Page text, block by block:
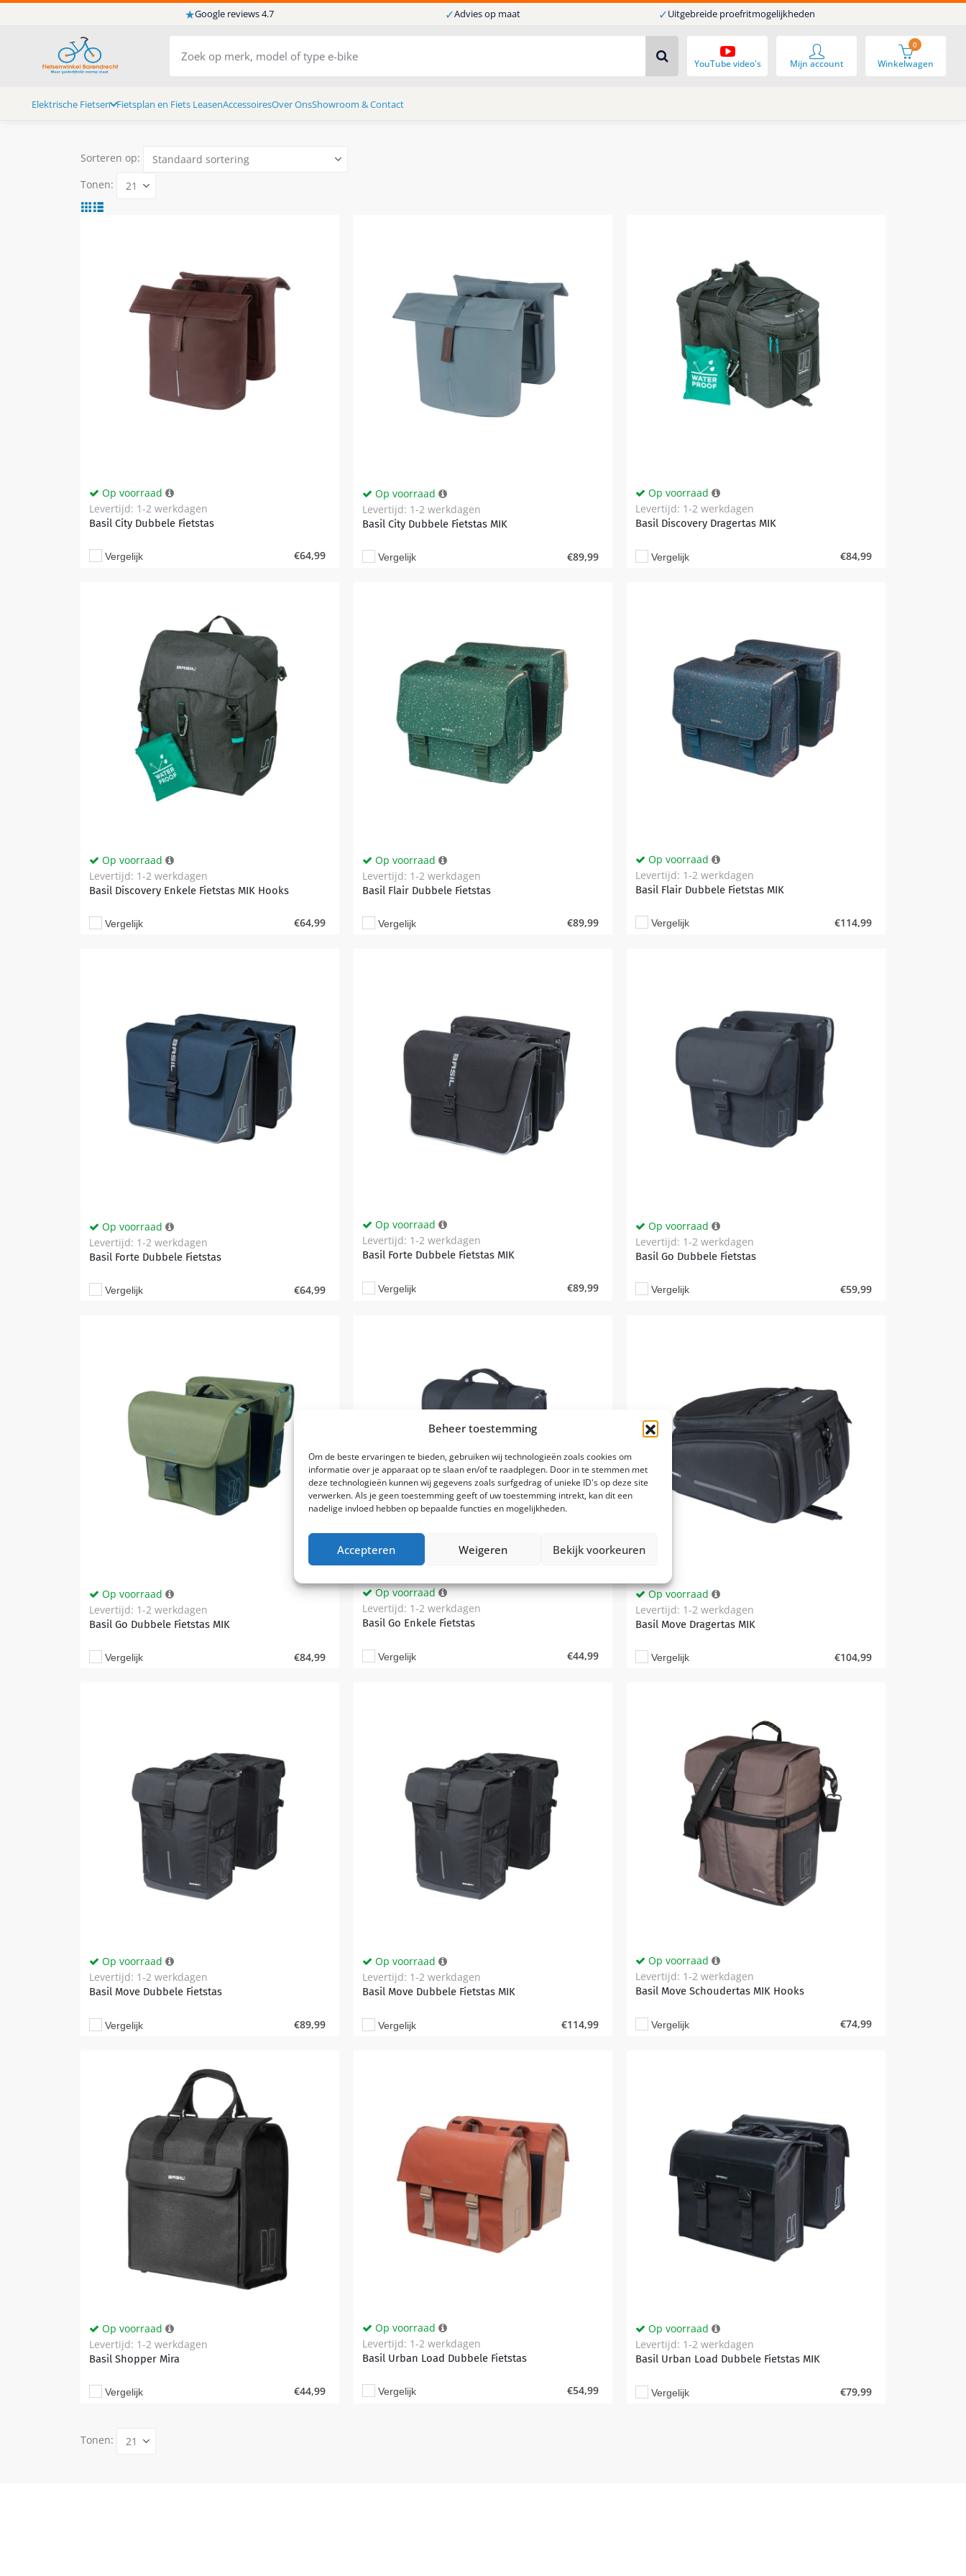
Beheer toestemming
Om de beste ervaringen te bieden, gebruiken wij technologieën zoals cookies om
informatie over je apparaat op te slaan en/of te raadplegen. Door in te stemmen met
deze technologieën kunnen wij gegevens zoals surfgedrag of unieke ID's op deze site
verwerken. Als je geen toestemming geeft of uw toestemming intrekt, kan dit een
nadelige invloed hebben op bepaalde functies en mogelijkheden.
Accepteren Weigeren Bekijk voorkeuren
★Google reviews 4.7 ✓Advies op maat ✓Uitgebreide proefritmogelijkheden
Elektrische Fietsen Fietsplan en Fiets LeasenAccessoiresOver OnsShowroom & Contact
YouTube video's Winkelwagen
0
Mijn account
Sorteren op:
Tonen:
Basil City Dubbele Fietstas
Op voorraad
Levertijd: 1-2 werkdagen
€64,99
Vergelijk
Basil City Dubbele Fietstas MIK
Op voorraad
Levertijd: 1-2 werkdagen
€89,99
Vergelijk
Basil Discovery Dragertas MIK
Op voorraad
Levertijd: 1-2 werkdagen
€84,99
Vergelijk
Basil Discovery Enkele Fietstas MIK Hooks
Op voorraad
Levertijd: 1-2 werkdagen
€64,99
Vergelijk
Basil Flair Dubbele Fietstas
Op voorraad
Levertijd: 1-2 werkdagen
€89,99
Vergelijk
Basil Flair Dubbele Fietstas MIK
Op voorraad
Levertijd: 1-2 werkdagen
€114,99
Vergelijk
Basil Forte Dubbele Fietstas
Op voorraad
Levertijd: 1-2 werkdagen
€64,99
Vergelijk
Basil Forte Dubbele Fietstas MIK
Op voorraad
Levertijd: 1-2 werkdagen
€89,99
Vergelijk
Basil Go Dubbele Fietstas
Op voorraad
Levertijd: 1-2 werkdagen
€59,99
Vergelijk
Basil Go Dubbele Fietstas MIK
Op voorraad
Levertijd: 1-2 werkdagen
€84,99
Vergelijk
Basil Go Enkele Fietstas
Op voorraad
Levertijd: 1-2 werkdagen
€44,99
Vergelijk
Basil Move Dragertas MIK
Op voorraad
Levertijd: 1-2 werkdagen
€104,99
Vergelijk
Basil Move Dubbele Fietstas
Op voorraad
Levertijd: 1-2 werkdagen
€89,99
Vergelijk
Basil Move Dubbele Fietstas MIK
Op voorraad
Levertijd: 1-2 werkdagen
€114,99
Vergelijk
Basil Move Schoudertas MIK Hooks
Op voorraad
Levertijd: 1-2 werkdagen
€74,99
Vergelijk
Basil Shopper Mira
Op voorraad
Levertijd: 1-2 werkdagen
€44,99
Vergelijk
Basil Urban Load Dubbele Fietstas
Op voorraad
Levertijd: 1-2 werkdagen
€54,99
Vergelijk
Basil Urban Load Dubbele Fietstas MIK
Op voorraad
Levertijd: 1-2 werkdagen
€79,99
Vergelijk
Tonen: